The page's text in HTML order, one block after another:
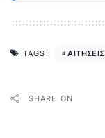
TAGS: ΑΙΤΗΣΕΙΣ
SHARE ON